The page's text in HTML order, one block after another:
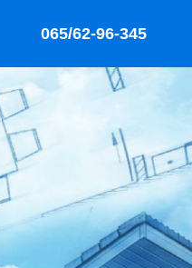
065/62-96-345